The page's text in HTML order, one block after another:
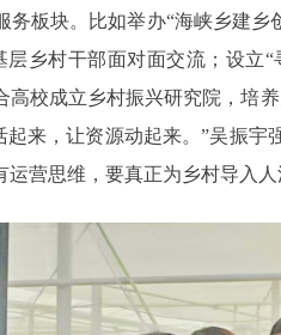
板块。比如举办“海峡乡建乡
乡村干部面对面交流；设立“
校成立乡村振兴研究院，培
来，让资源动起来。”吴振宇
营思维，要真正为乡村导入人